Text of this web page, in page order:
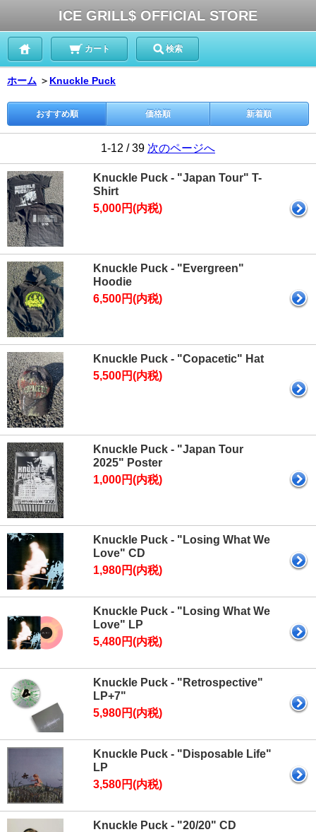
ICE GRILL$ OFFICIAL STORE
カート 検索
ホーム ＞ Knuckle Puck
おすすめ順 価格順 新着順
1-12 / 39 次のページへ
Knuckle Puck - "Japan Tour" T-
Shirt
5,000円(内税)
Knuckle Puck - "Evergreen"
Hoodie
6,500円(内税)
Knuckle Puck - "Copacetic" Hat
5,500円(内税)
Knuckle Puck - "Japan Tour
2025" Poster
1,000円(内税)
Knuckle Puck - "Losing What We
Love" CD
1,980円(内税)
Knuckle Puck - "Losing What We
Love" LP
5,480円(内税)
Knuckle Puck - "Retrospective"
LP+7"
5,980円(内税)
Knuckle Puck - "Disposable Life"
LP
3,580円(内税)
Knuckle Puck - "20/20" CD